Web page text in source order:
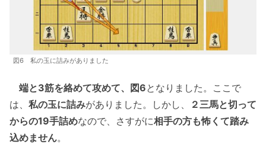
図6 私の玉に詰みがありました
端と3筋を絡めて攻めて、図6となりました。ここで
は、 私の玉に詰みがありました。しかし、
２三馬と切って
からの19手詰めなので、さすがに相手の方も怖くて踏み
込めません。